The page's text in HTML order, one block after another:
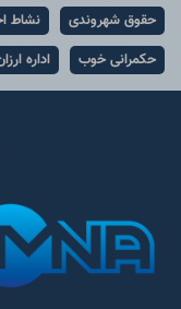
حقوق شهروندی
نشاط
حکمرانی خوب
اداره